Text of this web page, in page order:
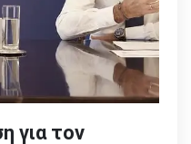
για τον